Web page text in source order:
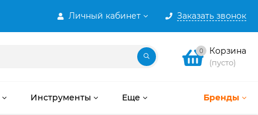
Личный кабинет Заказать звонок
0 Корзина
(пусто)
Бренды
Инструменты Еще